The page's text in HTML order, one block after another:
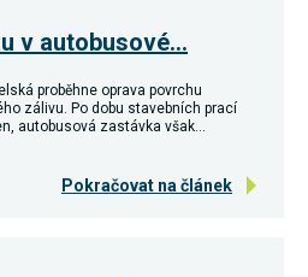
v autobusové…
proběhne oprava povrchu
zálivu. Po dobu stavebních prací
autobusová zastávka však…
Pokračovat na článek
cookies ve
vztahu k Vaší
ztrácíme
možnost
analýzy
našich